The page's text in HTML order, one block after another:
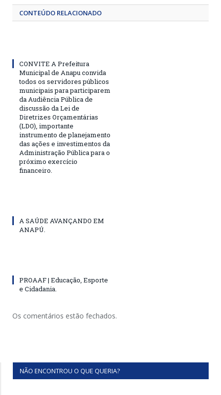
CONTEÚDO RELACIONADO
CONVITE A Prefeitura
Municipal de Anapu convida
todos os servidores públicos
municipais para participarem
da Audiência Pública de
discussão da Lei de
Diretrizes Orçamentárias
(LDO), importante
instrumento de planejamento
das ações e investimentos da
Administração Pública para o
próximo exercício
financeiro.
A SAÚDE AVANÇANDO EM
ANAPÚ.
PROAAF | Educação, Esporte
e Cidadania.
Os comentários estão fechados.
NÃO ENCONTROU O QUE QUERIA?